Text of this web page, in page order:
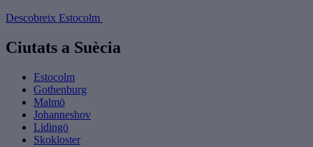
Descobreix Estocolm
Ciutats a Suècia
Estocolm
Gothenburg
Malmö
Johanneshov
Lidingö
Skokloster